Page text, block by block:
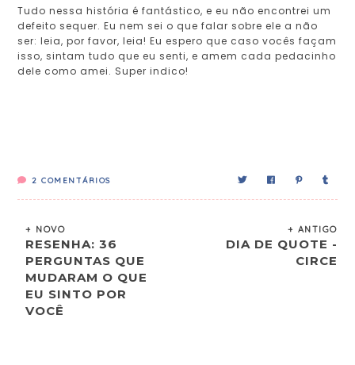
Tudo nessa história é fantástico, e eu não encontrei um
defeito sequer. Eu nem sei o que falar sobre ele a não
ser: leia, por favor, leia! Eu espero que caso vocês façam
isso, sintam tudo que eu senti, e amem cada pedacinho
dele como amei. Super indico!
2 COMENTÁRIOS
+ NOVO
RESENHA: 36
PERGUNTAS QUE
MUDARAM O QUE
EU SINTO POR
VOCÊ
+ ANTIGO
DIA DE QUOTE -
CIRCE